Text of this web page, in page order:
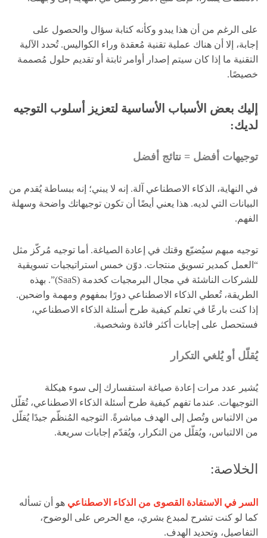
على الرغم من أن هذا يبدو وكأنه كتابة سؤال والحصول على
إجابة، إلا أن هناك عملية تقنية مُعقدة وراء الكواليس. تُحدد الآلية
التقنية ما إذا كان سيتم إصدار أوامر ثابتة أو تقديم حلول مُصممة
خصيصًا.
إليك بعض الأسباب الأساسية لتعزيز أسلوب التوجيه
لديك:
توجيهات أفضل = نتائج أفضل
في النهاية، الذكاء الاصطناعي آلة. إنه لا يبني؛ إنه ببساطة يُقدم من
البيانات التي لديه. هذا يعني أيضًا أن تكون توجيهاتك واضحة وسهلة
الفهم.
توجيه مبهم سيُضيّع وقتك في إعادة الصياغة. أما توجيه مُركّز مثل
“العمل كمدير تسويق منتجات. دوّن خمس استراتيجيات تسويقية
للشركات الناشئة في مجال البرمجيات كخدمة (SaaS)”. بهذه
الطريقة، تُعطي الذكاء الاصطناعي دورًا بمفهوم ومهمة واضحين.
إذا كنت بارعًا في تعلم كيفية طرح أسئلة الذكاء الاصطناعي،
فستحصل على إجابات أكثر فائدة وشخصية.
يُقلّل أو يُلغي التكرار
يُشير عدد مرات إعادة صياغة استفسارك إلى سوء هيكلة
التوجيهات. عندما تفهم كيفية طرح أسئلة الذكاء الاصطناعي، تُقلّل
من الالتباس وتُصل إلى الهدف مباشرةً. التوجيه المُنظّم جيدًا يُقلّل
من الالتباس، ويُقلّل من التكرار، ويُقدّم إجابات سريعة.
الخلاصة:
السر في الاستفادة القصوى من الذكاء الاصطناعي هو أن تسأله
كما لو كنت تشرح لمبدع بشري، مع الحرص على الوضوح،
التفاصيل، وتحديد الهدف.